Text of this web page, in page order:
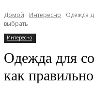
Домой Интересно
Одежда
выбрать
Интересно
Одежда для
как